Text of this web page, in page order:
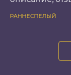
РАННЕСПЕЛЫЙ